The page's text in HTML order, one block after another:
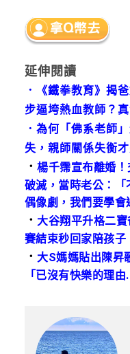
延伸閱讀
．
《鐵拳教育》揭
步逼垮熱血教師？
． 為何「佛系老師
失，親師關係失衡
．楊千霈宣布離婚
破滅，當時老公：
偶像劇，我們要學會
． 大谷翔平升格二
賽結束秒回家陪孩子
． 大S媽媽貼出陳昇
「已沒有快樂的理